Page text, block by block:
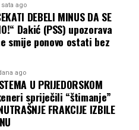
dokumenti ih demantuju na
SNSD-a: “Ovo je
dvije godine, vi
sata ago
DEBELI MINUS DA SE
Dakić (PSS) upozorava
smije ponovo ostati bez
ago
U PRIJEDORSKOM
spriječili “štimanje”
FRAKCIJE IZBILE